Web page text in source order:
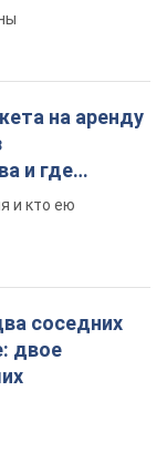
на аренду
и где
и кто ею
соседних
двое